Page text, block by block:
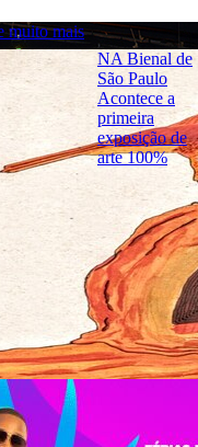
muito mais
NA Bienal de
São Paulo
Acontece a
primeira
exposição de
arte 100%